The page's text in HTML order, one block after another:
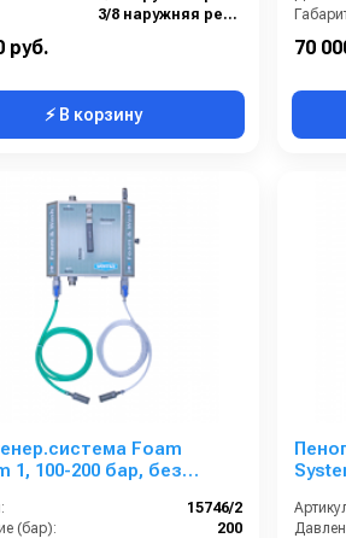
3/8 наружняя резьба
руб.
⚡ В корзину
70
Foam
1, 100-200 бар, без
15746/2
(бар):
200
ш. 3/